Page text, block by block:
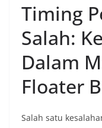
Timing
Salah:
Dalam
Floater
Salah satu